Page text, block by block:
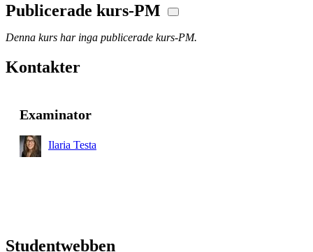
Publicerade kurs-PM
Denna kurs har inga publicerade kurs-PM.
Kontakter
Examinator
Ilaria Testa
Studentwebben